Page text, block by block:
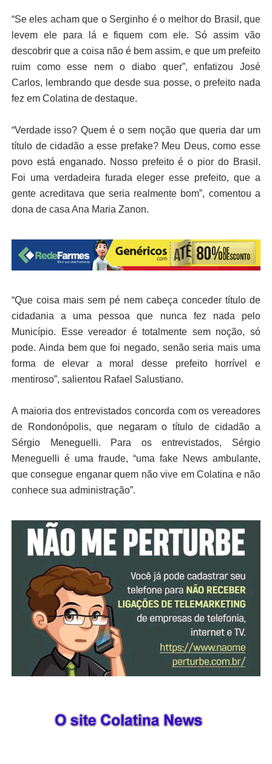
“Se eles acham que o Serginho é o melhor do Brasil, que
levem ele para lá e fiquem com ele. Só assim vão
descobrir que a coisa não é bem assim, e que um prefeito
ruim como esse nem o diabo quer”, enfatizou José
Carlos, lembrando que desde sua posse, o prefeito nada
fez em Colatina de destaque.
“Verdade isso? Quem é o sem noção que queria dar um
título de cidadão a esse prefake? Meu Deus, como esse
povo está enganado. Nosso prefeito é o pior do Brasil.
Foi uma verdadeira furada eleger esse prefeito, que a
gente acreditava que seria realmente bom”, comentou a
dona de casa Ana Maria Zanon.
“Que coisa mais sem pé nem cabeça conceder título de
cidadania a uma pessoa que nunca fez nada pelo
Município. Esse vereador é totalmente sem noção, só
pode. Ainda bem que foi negado, senão seria mais uma
forma de elevar a moral desse prefeito horrível e
mentiroso”, salientou Rafael Salustiano.
A maioria dos entrevistados concorda com os vereadores
de Rondonópolis, que negaram o título de cidadão a
Sérgio Meneguelli. Para os entrevistados, Sérgio
Meneguelli é uma fraude, “uma fake News ambulante,
que consegue enganar quem não vive em Colatina e não
conhece sua administração”.